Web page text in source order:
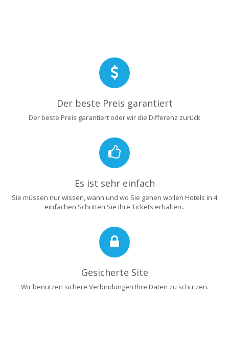
Der beste Preis garantiert
Der beste Preis garantiert oder wir die Differenz zurück
Es ist sehr einfach
Sie müssen nur wissen, wann und wo Sie gehen wollen Hotels in 4
einfachen Schritten Sie Ihre Tickets erhalten..
Gesicherte Site
Wir benutzen sichere Verbindungen Ihre Daten zu schützen.